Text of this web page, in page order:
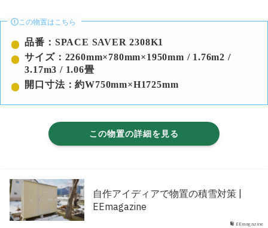
この物置はこちら
品番：SPACE SAVER 2308K1
サイズ：2260mm×780mm×1950mm / 1.76m2 /
3.17m3 / 1.06畳
開口寸法：約W750mm×H1725mm
この物置の詳細を見る
EEmagazine
自作アイディアで物置の積雪対策 |
EEmagazine